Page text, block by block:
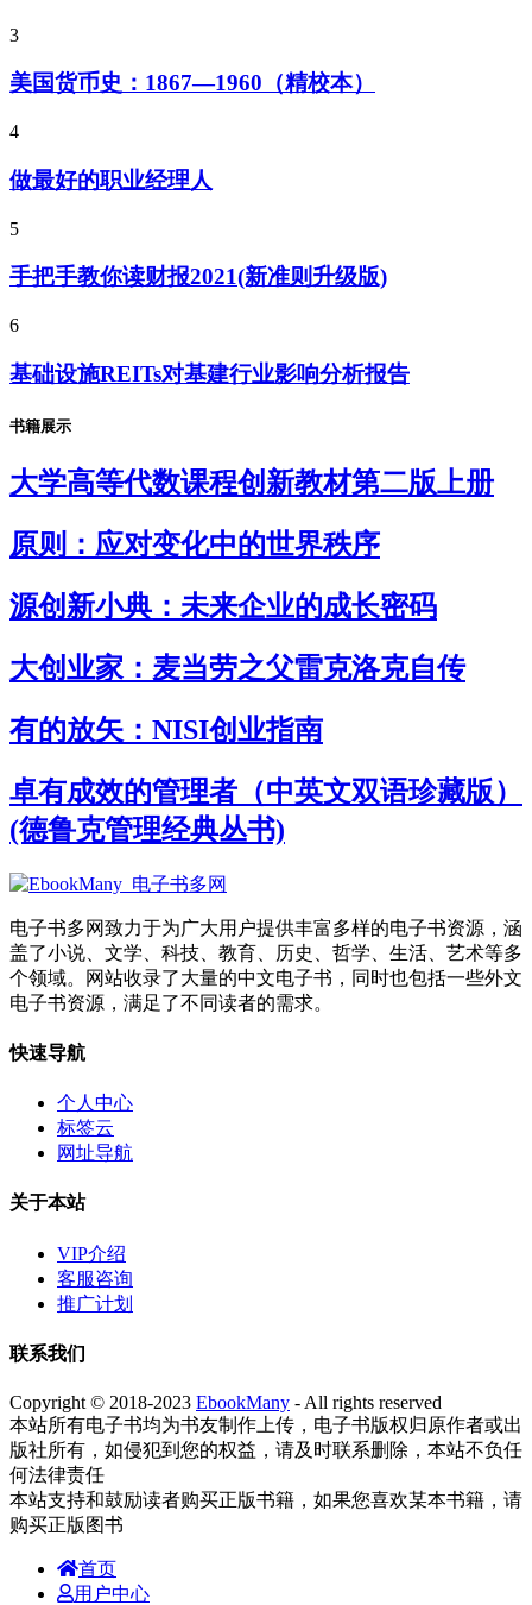
3
美国货币史：1867—1960（精校本）
4
做最好的职业经理人
5
手把手教你读财报2021(新准则升级版)
6
基础设施REITs对基建行业影响分析报告
书籍展示
大学高等代数课程创新教材第二版上册
原则：应对变化中的世界秩序
源创新小典：未来企业的成长密码
大创业家：麦当劳之父雷克洛克自传
有的放矢：NISI创业指南
卓有成效的管理者（中英文双语珍藏版）
(德鲁克管理经典丛书)
电子书多网致力于为广大用户提供丰富多样的电子书资源，涵
盖了小说、文学、科技、教育、历史、哲学、生活、艺术等多
个领域。网站收录了大量的中文电子书，同时也包括一些外文
电子书资源，满足了不同读者的需求。
快速导航
个人中心
标签云
网址导航
关于本站
VIP介绍
客服咨询
推广计划
联系我们
Copyright © 2018-2023 EbookMany - All rights reserved
本站所有电子书均为书友制作上传，电子书版权归原作者或出
版社所有，如侵犯到您的权益，请及时联系删除，本站不负任
何法律责任
本站支持和鼓励读者购买正版书籍，如果您喜欢某本书籍，请
购买正版图书
首页
用户中心